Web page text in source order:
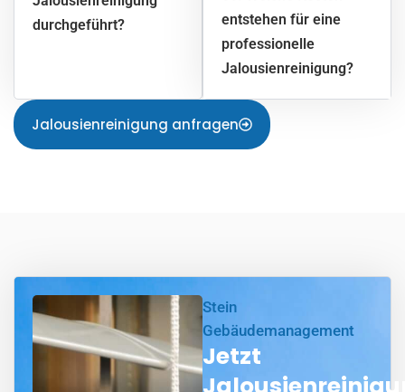
durchgeführt?
entstehen für eine
professionelle
Jalousienreinigung?
Jalousienreinigung anfragen
Stein
Gebäudemanagement
Jetzt